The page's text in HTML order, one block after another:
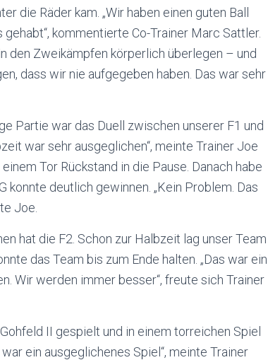
die Räder kam. „Wir haben einen guten Ball
kommentierte Co-Trainer Marc Sattler.
den Zweikämpfen körperlich überlegen – und
dass wir nie aufgegeben haben. Das war sehr
Partie war das Duell zwischen unserer F1 und
war sehr ausgeglichen“, meinte Trainer Joe
Tor Rückstand in die Pause. Danach habe
konnte deutlich gewinnen. „Kein Problem. Das
Joe.
hat die F2. Schon zur Halbzeit lag unser Team
das Team bis zum Ende halten. „Das war ein
Wir werden immer besser“, freute sich Trainer
II gespielt und in einem torreichen Spiel
ein ausgeglichenes Spiel“, meinte Trainer